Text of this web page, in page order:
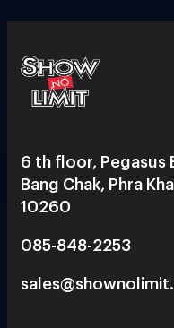
6 th floor, Pegasus
Bang Chak, Phra
10260
085-848-2253